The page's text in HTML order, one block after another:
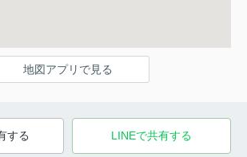
地図アプリで見る
する LINEで共有する